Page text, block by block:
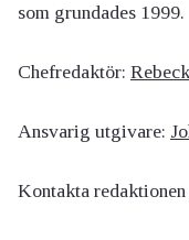
som grundades 1999.
Chefredaktör:
Ansvarig utgivare:
Kontakta redaktionen